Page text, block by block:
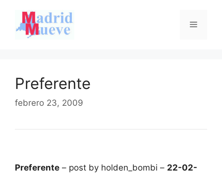
contenido
Menú
Preferente
febrero 23, 2009
Preferente – post by holden_bombi – 22-02-